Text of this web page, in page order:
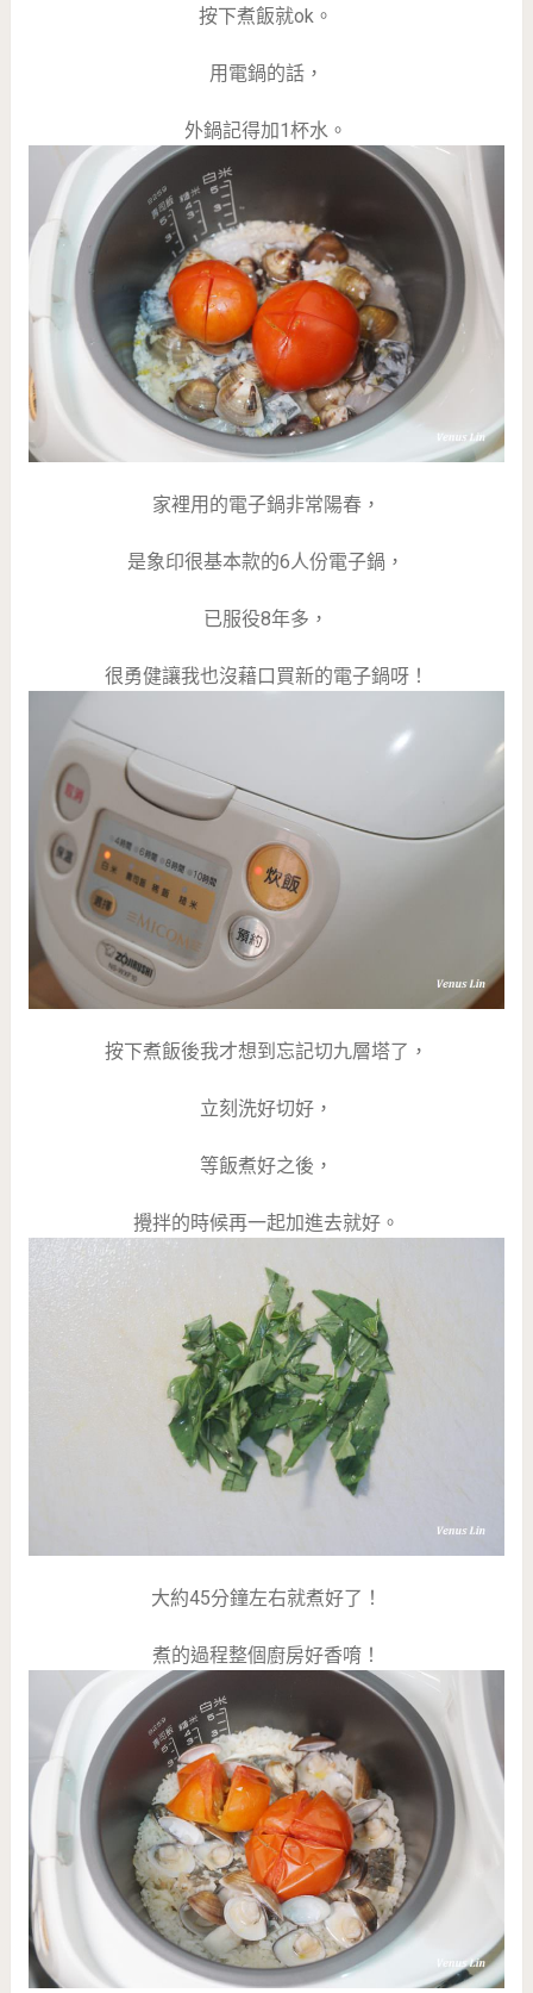
按下煮飯就ok。
用電鍋的話，
外鍋記得加1杯水。
家裡用的電子鍋非常陽春，
是象印很基本款的6人份電子鍋，
已服役8年多，
很勇健讓我也沒藉口買新的電子鍋呀！
按下煮飯後我才想到忘記切九層塔了，
立刻洗好切好，
等飯煮好之後，
攪拌的時候再一起加進去就好。
大約45分鐘左右就煮好了！
煮的過程整個廚房好香唷！